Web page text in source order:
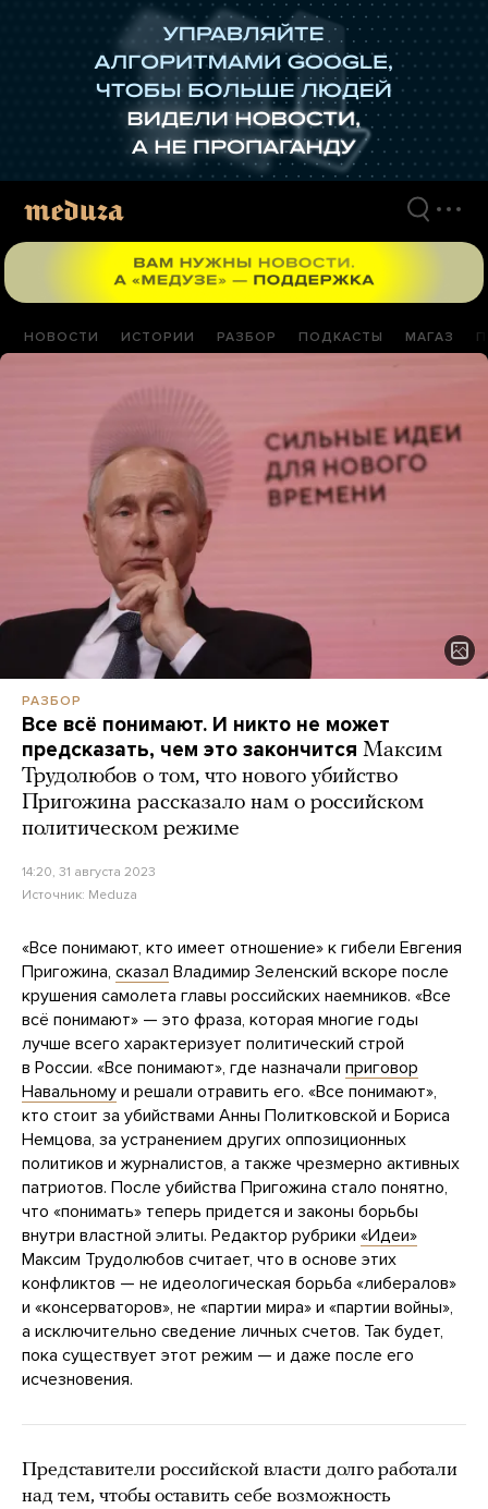
НОВОСТИ ИСТОРИИ РАЗБОР ПОДКАСТЫ МАГАЗ
РАЗБОР
Все всё понимают. И никто не может
предсказать, чем это закончится Максим
Трудолюбов о том, что нового убийство
Пригожина рассказало нам о российском
политическом режиме
14:20, 31 августа 2023
Источник: Meduza
«Все понимают, кто имеет отношение» к гибели Евгения
Пригожина, сказал Владимир Зеленский вскоре после
крушения самолета главы российских наемников. «Все
всё понимают» — это фраза, которая многие годы
лучше всего характеризует политический строй
в России. «Все понимают», где назначали приговор
Навальному и решали отравить его. «Все понимают»,
кто стоит за убийствами Анны Политковской и Бориса
Немцова, за устранением других оппозиционных
политиков и журналистов, а также чрезмерно активных
патриотов. После убийства Пригожина стало понятно,
что «понимать» теперь придется и законы борьбы
внутри властной элиты. Редактор рубрики «Идеи»
Максим Трудолюбов считает, что в основе этих
конфликтов — не идеологическая борьба «либералов»
и «консерваторов», не «партии мира» и «партии войны»,
а исключительно сведение личных счетов. Так будет,
пока существует этот режим — и даже после его
исчезновения.
Представители российской власти долго работали
над тем, чтобы оставить себе возможность